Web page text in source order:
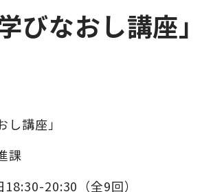
びなおし講座
講座」
課
20:30（全9回）